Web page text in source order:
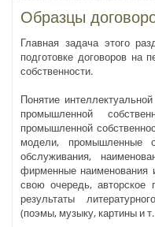
Образцы
Главная задача этого
подготовке договоров на
собственности.
Понятие
промышленной
промышленной
модели, промышленные
обслуживания,
фирменные наименования
свою очередь, авторское
результаты
(поэмы, музыку, картины и